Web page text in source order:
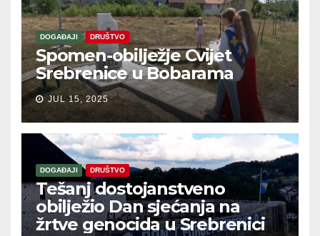
DOGAĐAJI DRUŠTVO
Spomen-obilježje Cvijet
Srebrenice u Bobarama
JUL 15, 2025
DOGAĐAJI DRUŠTVO
Tešanj dostojanstveno
obilježio Dan sjećanja na
žrtve genocida u Srebrenici